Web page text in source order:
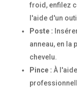
froid, enfilez
l'aide d'un
Poste :
anneau, en la
chevelu.
Pince : À